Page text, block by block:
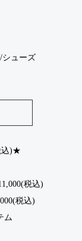
ューズ
込)★
税込)
税込)
ム